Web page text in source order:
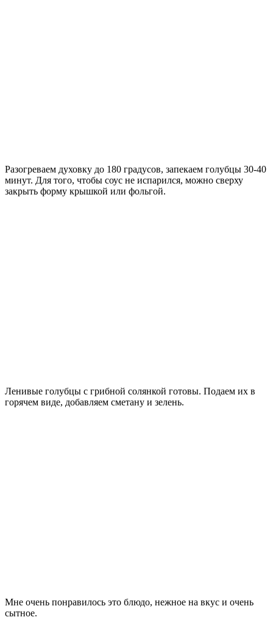
Разогреваем духовку до 180 градусов, запекаем голубцы 30-40
минут. Для того, чтобы соус не испарился, можно сверху
закрыть форму крышкой или фольгой.
Ленивые голубцы с грибной солянкой готовы. Подаем их в
горячем виде, добавляем сметану и зелень.
Мне очень понравилось это блюдо, нежное на вкус и очень
сытное.